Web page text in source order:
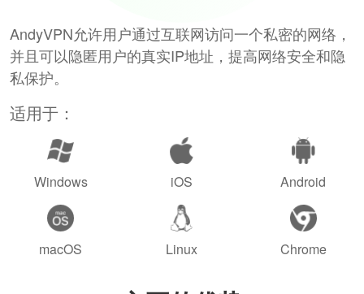
AndyVPN允许用户通过互联网访问一个私密的网络，
并且可以隐匿用户的真实IP地址，提高网络安全和隐
私保护。
适用于：
Windows iOS Android
macOS Linux Chrome